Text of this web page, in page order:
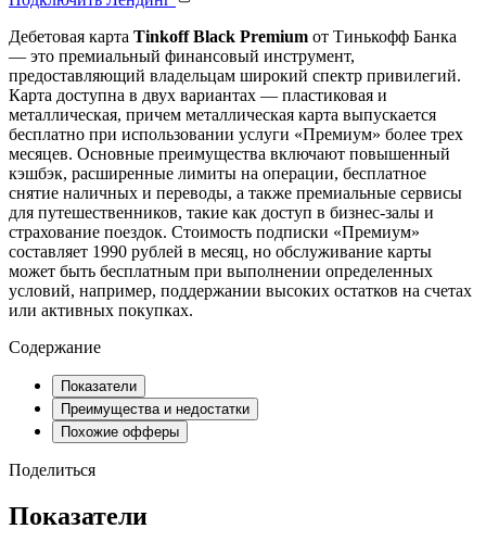
Дебетовая карта Tinkoff Black Premium от Тинькофф Банка
— это премиальный финансовый инструмент,
предоставляющий владельцам широкий спектр привилегий.
Карта доступна в двух вариантах — пластиковая и
металлическая, причем металлическая карта выпускается
бесплатно при использовании услуги «Премиум» более трех
месяцев. Основные преимущества включают повышенный
кэшбэк, расширенные лимиты на операции, бесплатное
снятие наличных и переводы, а также премиальные сервисы
для путешественников, такие как доступ в бизнес-залы и
страхование поездок. Стоимость подписки «Премиум»
составляет 1990 рублей в месяц, но обслуживание карты
может быть бесплатным при выполнении определенных
условий, например, поддержании высоких остатков на счетах
или активных покупках.
Содержание
Показатели
Преимущества и недостатки
Похожие офферы
Поделиться
Показатели